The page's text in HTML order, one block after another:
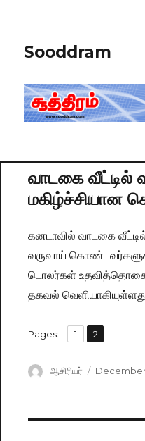
Sooddram
வாடகை வீட்டில்
மகிழ்ச்சியான
கனடாவில் வாடகை
வருவாய்
டொலர்கள்
தகவல்
Pages: Page
1 ,
Page
2
Author
ஆசிரியர்
Posted
December